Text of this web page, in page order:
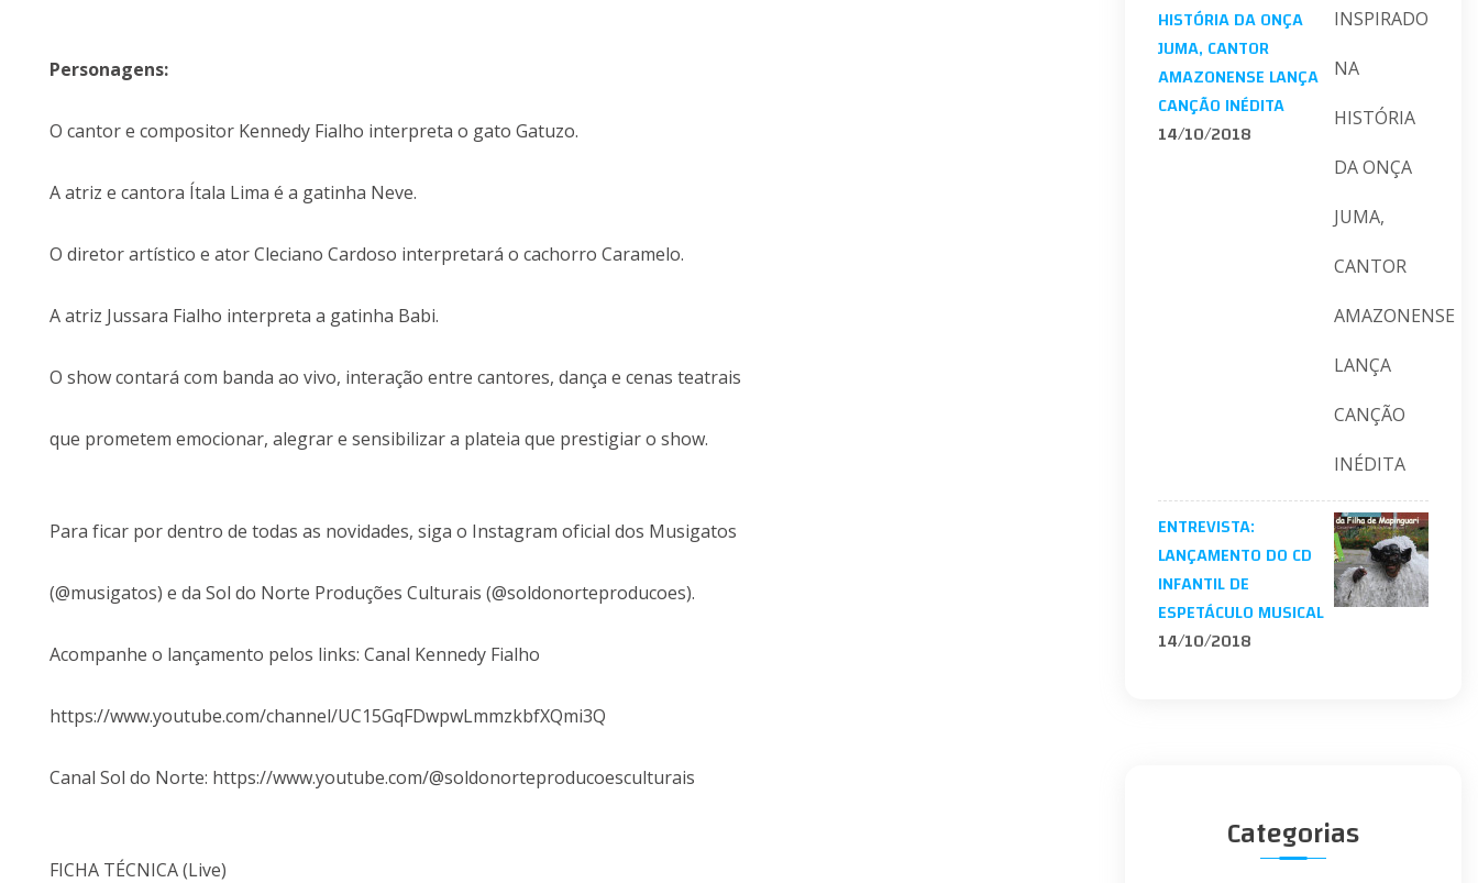
Personagens:
O cantor e compositor Kennedy Fialho interpreta o gato Gatuzo.
A atriz e cantora Ítala Lima é a gatinha Neve.
O diretor artístico e ator Cleciano Cardoso interpretará o cachorro Caramelo.
A atriz Jussara Fialho interpreta a gatinha Babi.
O show contará com banda ao vivo, interação entre cantores, dança e cenas teatrais
que prometem emocionar, alegrar e sensibilizar a plateia que prestigiar o show.
Para ficar por dentro de todas as novidades, siga o Instagram oficial dos Musigatos
(@musigatos) e da Sol do Norte Produções Culturais (@soldonorteproducoes).
Acompanhe o lançamento pelos links: Canal Kennedy Fialho
https://www.youtube.com/channel/UC15GqFDwpwLmmzkbfXQmi3Q
Canal Sol do Norte: https://www.youtube.com/@soldonorteproducoesculturais
FICHA TÉCNICA (Live)
HISTÓRIA DA ONÇA
JUMA, CANTOR
AMAZONENSE LANÇA
CANÇÃO INÉDITA
14/10/2018
ENTREVISTA:
LANÇAMENTO DO CD
INFANTIL DE
ESPETÁCULO MUSICAL
14/10/2018
Categorias